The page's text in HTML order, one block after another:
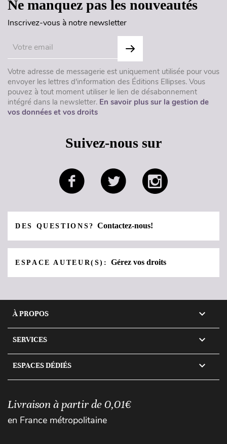
Ne manquez pas les nouveautés
Inscrivez-vous à notre newsletter
Votre adresse de messagerie est uniquement utilisée pour vous
envoyer les lettres d'information des Éditions Ellipses. Vous
pouvez à tout moment utiliser le lien de désabonnement
intégré dans la newsletter. En savoir plus sur la gestion de
vos données et vos droits
Suivez-nous sur
DES QUESTIONS?Contactez-nous!
ESPACE AUTEUR(S):Gérez vos droits
À PROPOS 
SERVICES 
ESPACES DÉDIÉS 
Livraison à partir de 0,01€
en France métropolitaine